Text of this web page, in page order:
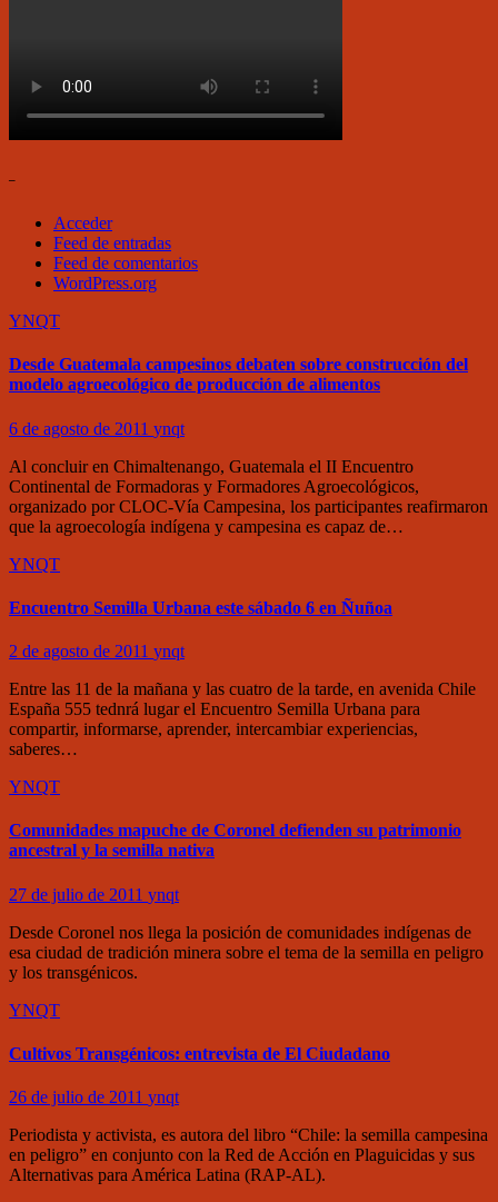
–
Acceder
Feed de entradas
Feed de comentarios
WordPress.org
YNQT
Desde Guatemala campesinos debaten sobre construcción del
modelo agroecológico de producción de alimentos
6 de agosto de 2011 ynqt
Al concluir en Chimaltenango, Guatemala el II Encuentro
Continental de Formadoras y Formadores Agroecológicos,
organizado por CLOC-Vía Campesina, los participantes reafirmaron
que la agroecología indígena y campesina es capaz de…
YNQT
Encuentro Semilla Urbana este sábado 6 en Ñuñoa
2 de agosto de 2011 ynqt
Entre las 11 de la mañana y las cuatro de la tarde, en avenida Chile
España 555 tednrá lugar el Encuentro Semilla Urbana para
compartir, informarse, aprender, intercambiar experiencias,
saberes…
YNQT
Comunidades mapuche de Coronel defienden su patrimonio
ancestral y la semilla nativa
27 de julio de 2011 ynqt
Desde Coronel nos llega la posición de comunidades indígenas de
esa ciudad de tradición minera sobre el tema de la semilla en peligro
y los transgénicos.
YNQT
Cultivos Transgénicos: entrevista de El Ciudadano
26 de julio de 2011 ynqt
Periodista y activista, es autora del libro “Chile: la semilla campesina
en peligro” en conjunto con la Red de Acción en Plaguicidas y sus
Alternativas para América Latina (RAP-AL).